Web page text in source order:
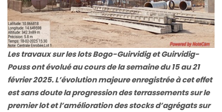
Les travaux sur les lots Bogo-Guirvidig et Guirvidig-
Pouss ont évolué au cours de la semaine du 15 au 21
février 2025. L’évolution majeure enregistrée à cet effet
est sans doute la progression des terrassements sur le
premier lot et l’amélioration des stocks d’agrégats sur